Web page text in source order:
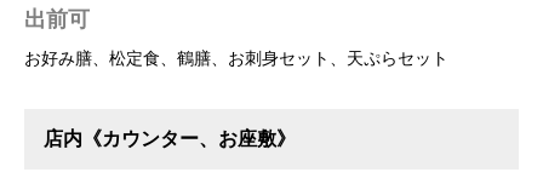
出前可
お好み膳、松定食、鶴膳、お刺身セット、天ぷらセット
店内《カウンター、お座敷》